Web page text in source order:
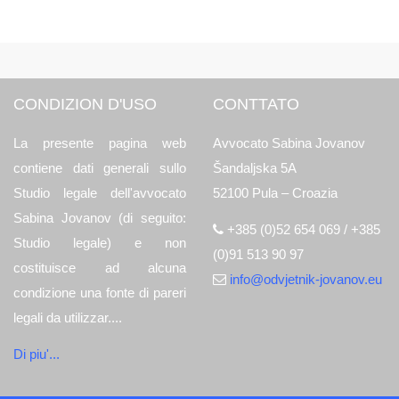
CONDIZION D'USO
La presente pagina web
contiene dati generali sullo
Studio legale dell'avvocato
Sabina Jovanov (di seguito:
Studio legale) e non
costituisce ad alcuna
condizione una fonte di pareri
legali da utilizzar....
Di piu'...
CONTTATO
Avvocato Sabina Jovanov
Šandaljska 5A
52100 Pula – Croazia
+385 (0)52 654 069 / +385
(0)91 513 90 97
info@odvjetnik-jovanov.eu